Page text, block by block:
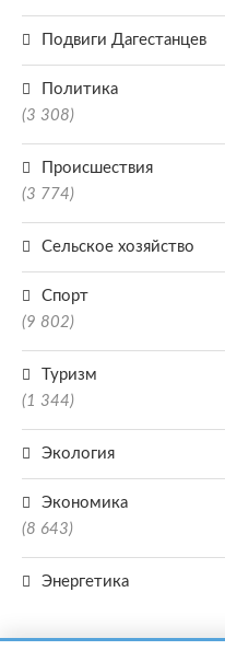
Подвиги Дагестанцев
Политика
(3 308)
Происшествия
(3 774)
Сельское хозяйство
Спорт
(9 802)
Туризм
(1 344)
Экология
Экономика
(8 643)
Энергетика